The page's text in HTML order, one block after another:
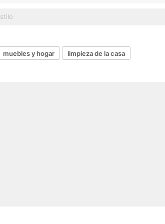
muebles y hogar limpieza de la casa